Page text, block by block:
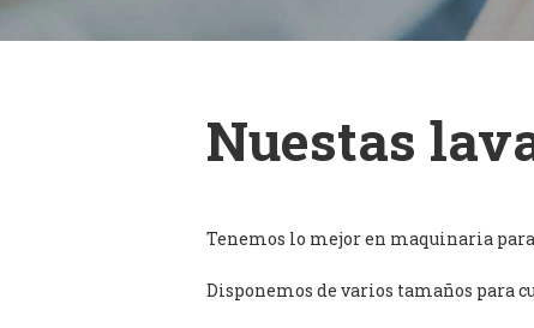
Nuestas
Tenemos lo mejor en maquinaria
Disponemos de varios tamaños para